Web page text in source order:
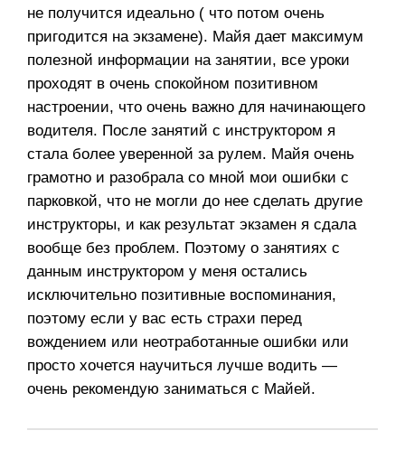
не получится идеально ( что потом очень
пригодится на экзамене). Майя дает максимум
полезной информации на занятии, все уроки
проходят в очень спокойном позитивном
настроении, что очень важно для начинающего
водителя. После занятий с инструктором я
стала более уверенной за рулем. Майя очень
грамотно и разобрала со мной мои ошибки с
парковкой, что не могли до нее сделать другие
инструкторы, и как результат экзамен я сдала
вообще без проблем. Поэтому о занятиях с
данным инструктором у меня остались
исключительно позитивные воспоминания,
поэтому если у вас есть страхи перед
вождением или неотработанные ошибки или
просто хочется научиться лучше водить —
очень рекомендую заниматься с Майей.